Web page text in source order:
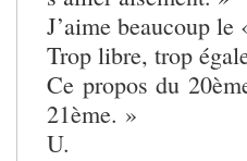
J’aime beaucoup le
Trop libre, trop
Ce propos du
21ème. »
U.